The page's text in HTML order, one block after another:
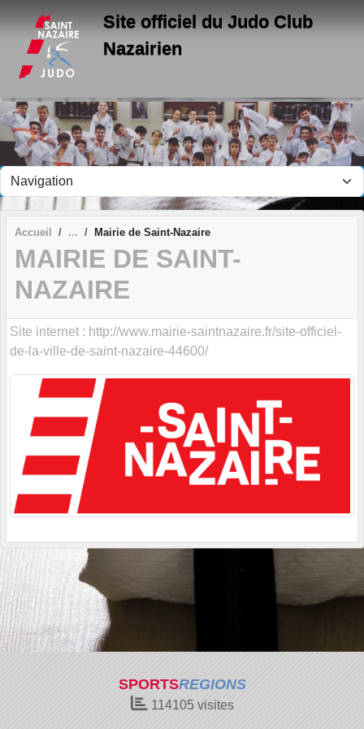
Site officiel du Judo Club
Nazairien
Accueil Mairie de Saint-Nazaire
MAIRIE DE SAINT-
NAZAIRE
Site internet : http://www.mairie-saintnazaire.fr/site-officiel-
de-la-ville-de-saint-nazaire-44600/
SPORTSREGIONS
114105 visites